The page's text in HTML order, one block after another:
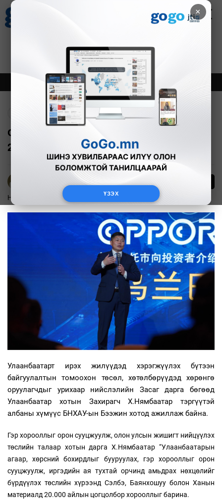
×
ҮЗЭХ
Зурхай
8.07
Онцлох Шинэ
Сэлбэ, Баянхошуу, Ханын материалд
20 мянган айлын хороолол барина
Б.Эрдэнэчимэг
Нийслэл 2024-12-06
Улаанбаатарт ирэх жилүүдэд хэрэгжүүлэх бүтээн
байгуулалтын томоохон төсөл, хөтөлбөрүүдэд хөрөнгө
оруулагчдыг урихаар нийслэлийн Засаг дарга бөгөөд
Улаанбаатар хотын Захирагч Х.Нямбаатар тэргүүтэй
албаны хүмүүс БНХАУ-ын Бээжин хотод ажиллаж байна.
Гэр хорооллыг орон сууцжуулж, олон улсын жишигт нийцүүлэх
төслийн талаар хотын дарга Х.Нямбаатар “Улаанбаатарын
агаар, хөрсний бохирдлыг бууруулах, гэр хорооллыг орон
сууцжуулж, иргэдийн ая тухтай орчинд амьдрах нөхцөлийг
бүрдүүлэх төслийн хүрээнд Сэлбэ, Баянхошуу болон Ханын
материалд 20.000 айлын цогцолбор хорооллыг барина.